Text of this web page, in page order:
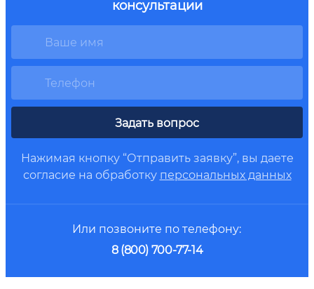
консультации
Задать вопрос
Нажимая кнопку “Отправить заявку”, вы даете
согласие на обработку персональных данных
Или позвоните по телефону:
8 (800) 700-77-14